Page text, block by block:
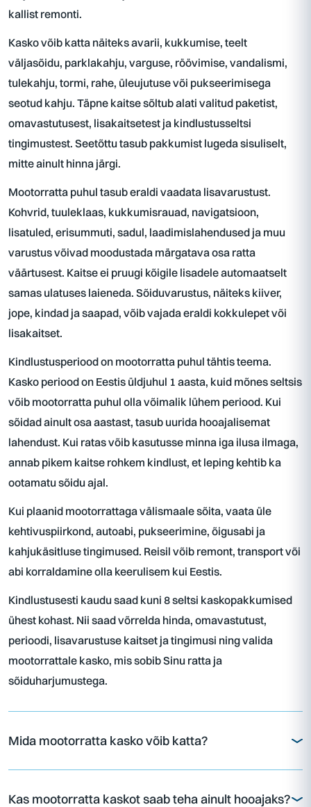
kallist remonti.
Kasko võib katta näiteks avarii, kukkumise, teelt
väljasõidu, parklakahju, varguse, röövimise, vandalismi,
tulekahju, tormi, rahe, üleujutuse või pukseerimisega
seotud kahju. Täpne kaitse sõltub alati valitud paketist,
omavastutusest, lisakaitsetest ja kindlustusseltsi
tingimustest. Seetõttu tasub pakkumist lugeda sisuliselt,
mitte ainult hinna järgi.
Mootorratta puhul tasub eraldi vaadata lisavarustust.
Kohvrid, tuuleklaas, kukkumisrauad, navigatsioon,
lisatuled, erisummuti, sadul, laadimislahendused ja muu
varustus võivad moodustada märgatava osa ratta
väärtusest. Kaitse ei pruugi kõigile lisadele automaatselt
samas ulatuses laieneda. Sõiduvarustus, näiteks kiiver,
jope, kindad ja saapad, võib vajada eraldi kokkulepet või
lisakaitset.
Kindlustusperiood on mootorratta puhul tähtis teema.
Kasko periood on Eestis üldjuhul 1 aasta, kuid mõnes seltsis
võib mootorratta puhul olla võimalik lühem periood. Kui
sõidad ainult osa aastast, tasub uurida hooajalisemat
lahendust. Kui ratas võib kasutusse minna iga ilusa ilmaga,
annab pikem kaitse rohkem kindlust, et leping kehtib ka
ootamatu sõidu ajal.
Kui plaanid mootorrattaga välismaale sõita, vaata üle
kehtivuspiirkond, autoabi, pukseerimine, õigusabi ja
kahjukäsitluse tingimused. Reisil võib remont, transport või
abi korraldamine olla keerulisem kui Eestis.
Kindlustusesti kaudu saad kuni 8 seltsi kaskopakkumised
ühest kohast. Nii saad võrrelda hinda, omavastutust,
perioodi, lisavarustuse kaitset ja tingimusi ning valida
mootorrattale kasko, mis sobib Sinu ratta ja
sõiduharjumustega.
Mida mootorratta kasko võib katta?
Kas mootorratta kaskot saab teha ainult hooajaks?